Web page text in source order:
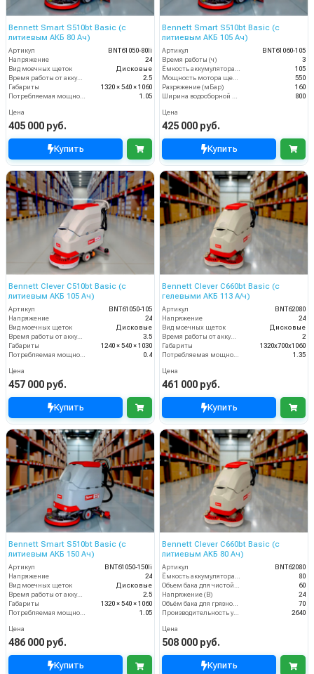
Bennett Smart S510bt Basic (с
литиевым АКБ 80 Ач)
Артикул
BNT61050-80li
Напряжение
24
Вид моечных щеток
Дисковые
Время работы от аккумуляторов (ч)
2.5
Габариты
1320 × 540 × 1060
1.05
Цена
405 000 руб.
Купить
Bennett Smart S510bt Basic (с
литиевым АКБ 105 Ач)
Артикул
BNT61060-105
Время работы (ч)
3
105
550
Разряжение (мБар)
160
800
Цена
425 000 руб.
Купить
Bennett Clever C510bt Basic (с
литиевым АКБ 105 Ач)
Артикул
BNT61050-105
Напряжение
24
Вид моечных щеток
Дисковые
Время работы от аккумуляторов (ч)
3.5
Габариты
1240 × 540 × 1030
0.4
Цена
457 000 руб.
Купить
Bennett Clever C660bt Basic (с
гелевыми АКБ 113 А/ч)
Артикул
BNT62080
Напряжение
24
Вид моечных щеток
Дисковые
Время работы от аккумуляторов (ч)
2
Габариты
1320х700х1060
1.35
Цена
461 000 руб.
Купить
Bennett Smart S510bt Basic (с
литиевым АКБ 150 Ач)
Артикул
BNT61050-150li
Напряжение
24
Вид моечных щеток
Дисковые
Время работы от аккумуляторов (ч)
2.5
Габариты
1320 × 540 × 1060
Потребляемая мощность (кВт)
1.05
Цена
486 000 руб.
Купить
Bennett Clever C660bt Basic (с
литиевым АКБ 80 Ач)
Артикул
BNT62080
Ёмкость аккумулятора (Ач)
80
Объем бака для чистой воды, л
60
Напряжение (В)
24
Объём бака для грязной воды (л)
70
Производительность уборки (м2/час)
2640
Цена
508 000 руб.
Купить